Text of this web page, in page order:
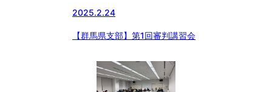
2025.2.24
【群馬県支部】第1回審判講習会